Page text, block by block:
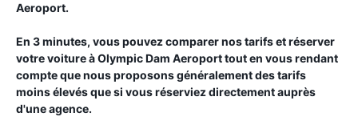
Aeroport.
En 3 minutes, vous pouvez comparer nos tarifs et réserver
votre voiture àOlympic Dam Aeroporttout en vous rendant
compte que nous proposons généralement des tarifs
moins élevés que si vous réserviez directement auprès
d'une agence.